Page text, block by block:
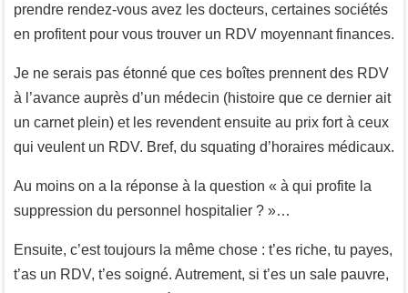
prendre rendez-vous avez les docteurs, certaines sociétés
en profitent pour vous trouver un RDV moyennant finances.
Je ne serais pas étonné que ces boîtes prennent des RDV
à l’avance auprès d’un médecin (histoire que ce dernier ait
un carnet plein) et les revendent ensuite au prix fort à ceux
qui veulent un RDV. Bref, du squating d’horaires médicaux.
Au moins on a la réponse à la question « à qui profite la
suppression du personnel hospitalier ? »…
Ensuite, c’est toujours la même chose : t’es riche, tu payes,
t’as un RDV, t’es soigné. Autrement, si t’es un sale pauvre,